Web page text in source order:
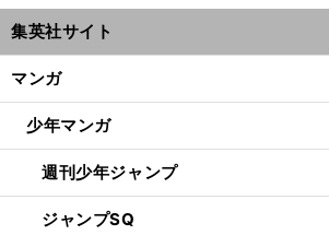
集英社サイト
マンガ
少年マンガ
週刊少年ジャンプ
ジャンプSQ